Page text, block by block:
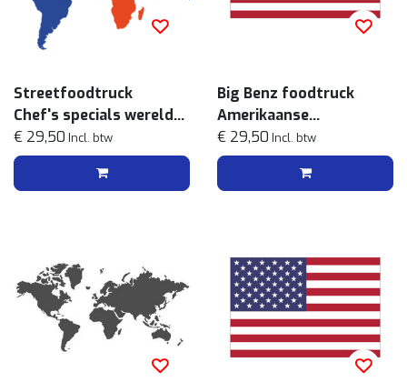
Streetfoodtruck
Chef's specials wereldse
streetfoodmenu
€ 29,50 Incl. btw
Big Benz foodtruck
Amerikaanse
streetfoodmenu
€ 29,50 Incl. btw